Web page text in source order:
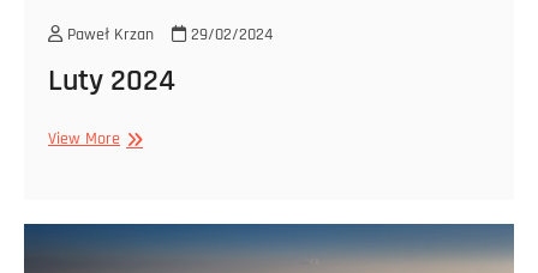
Paweł Krzan 29/02/2024
Luty 2024
View MoreLuty